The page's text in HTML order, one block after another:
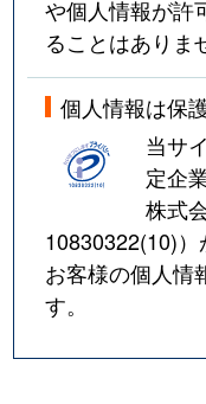
や個人情報が許
ることはありま
個人情報は保
当サ
定企
株式
10830322(10)
お客様の個人情
す。